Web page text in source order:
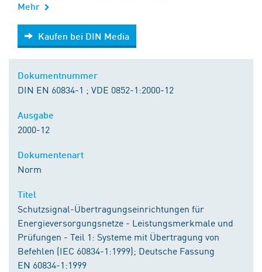
Mehr
Kaufen bei DIN Media
Kaufen bei DIN Media
DIN EN 60834-1 ; VDE 0852-1:2000-12
2000-12
Norm
Schutzsignal-Übertragungseinrichtungen für
Energieversorgungsnetze - Leistungsmerkmale und
Prüfungen - Teil 1: Systeme mit Übertragung von
Befehlen (IEC 60834-1:1999); Deutsche Fassung
EN 60834-1:1999